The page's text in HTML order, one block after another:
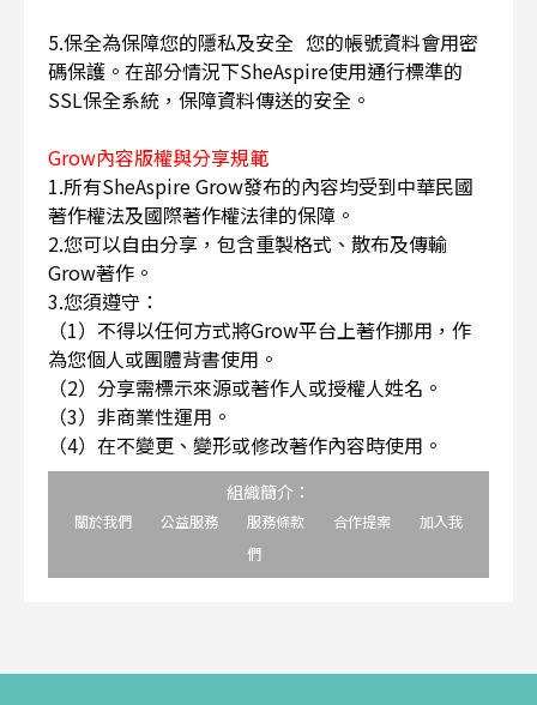
5.保全為保障您的隱私及安全 您的帳號資料會用密
碼保護。在部分情況下SheAspire使用通行標準的
SSL保全系統，保障資料傳送的安全。
Grow內容版權與分享規範
1.所有SheAspire Grow發布的內容均受到中華民國
著作權法及國際著作權法律的保障。
2.您可以自由分享，包含重製格式、散布及傳輸
Grow著作。
3.您須遵守：
（1）不得以任何方式將Grow平台上著作挪用，作
為您個人或團體背書使用。
（2）分享需標示來源或著作人或授權人姓名。
（3）非商業性運用。
（4）在不變更、變形或修改著作內容時使用。
組織簡介：
關於我們 公益服務 服務條款 合作提案
加入我
們